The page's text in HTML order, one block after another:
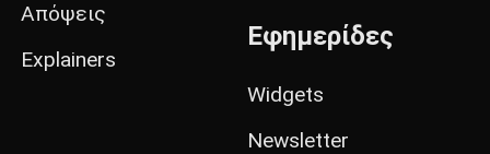
Απόψεις
Explainers
Εφημερίδες
Widgets
Newsletter